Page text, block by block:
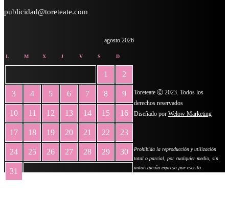
publicidad@toreteate.com
agosto 2026
L M X J V S D
1 2
3 4 5 6 7 8 9
10 11 12 13 14 15 16
17 18 19 20 21 22 23
24 25 26 27 28 29 30
31
Toreteate Ⓒ 2023. Todos los
derechos reservados
Diseñado por Welow Marketing
Prohibida la reproducción y utilización
total o parcial, por cualquier medio, sin
autorización expresa por escrito.